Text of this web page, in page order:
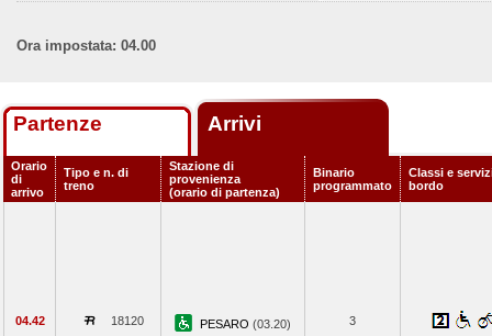
Ora impostata: 04.00
Partenze Arrivi
Orario
di
arrivo
Tipo e n. di
treno
Stazione di
provenienza
(orario di partenza)
Binario
programmato
Classi e
bordo
04.42 18120 PESARO (03.20) 3